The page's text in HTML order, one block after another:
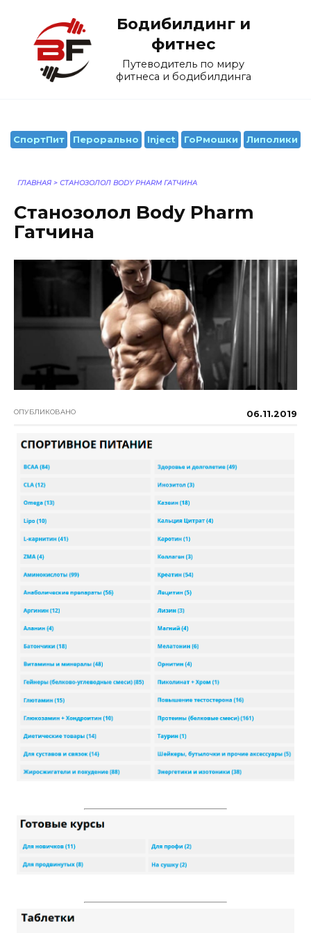
содержанию
Бодибилдинг и
фитнес
Путеводитель по миру
фитнеса и бодибилдинга
СпортПит Перорально Inject ГоРмошки Липолики
ГЛАВНАЯ > СТАНОЗОЛОЛ BODY PHARM ГАТЧИНА
Станозолол Body Pharm
Гатчина
ОПУБЛИКОВАНО 06.11.2019